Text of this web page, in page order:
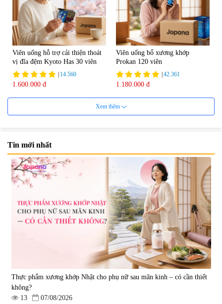
Viên uống hỗ trợ cải thiện thoát
vị đĩa đệm Kyoto Has 30 viên
14.560
1.600.000 đ
Viên uống bổ xương khớp
Prokan 120 viên
42.361
1.180.000 đ
Viên uống hỗ trợ Gout Ribeto
73.520
1.500.000 đ
Viên uống hỗ trợ xương khớp
Kendai Glucosamine Hộp 180
viên
|9.280
690.000 đ
Xem thêm
Tin mới nhất
Thực phẩm xương khớp Nhật cho phụ nữ sau mãn kinh – có cần thiết
không?
13
07/08/2026